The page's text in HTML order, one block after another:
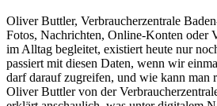
Oliver Buttler, Verbraucherzentrale
Fotos, Nachrichten, Online-Konten oder
im Alltag begleitet, existiert heute nur
passiert mit diesen Daten, wenn wir
darf darauf zugreifen, und wie kann man
Oliver Buttler von der